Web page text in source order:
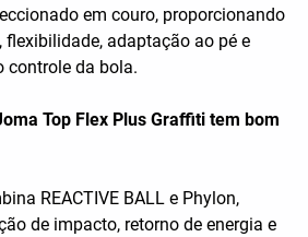
em couro, proporcionando
adaptação ao pé e
controle da bola.
Top Flex Plus Graffiti tem bom
REACTIVE BALL e Phylon,
de impacto, retorno de energia e